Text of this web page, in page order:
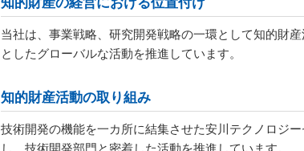
当社は、事業戦略、研究開発戦略の一環として知的財
としたグローバルな活動を推進しています。
知的財産活動の取り組み
技術開発の機能を一カ所に結集させた安川テクノロジ
し、技術開発部門と密着した活動を推進しています。